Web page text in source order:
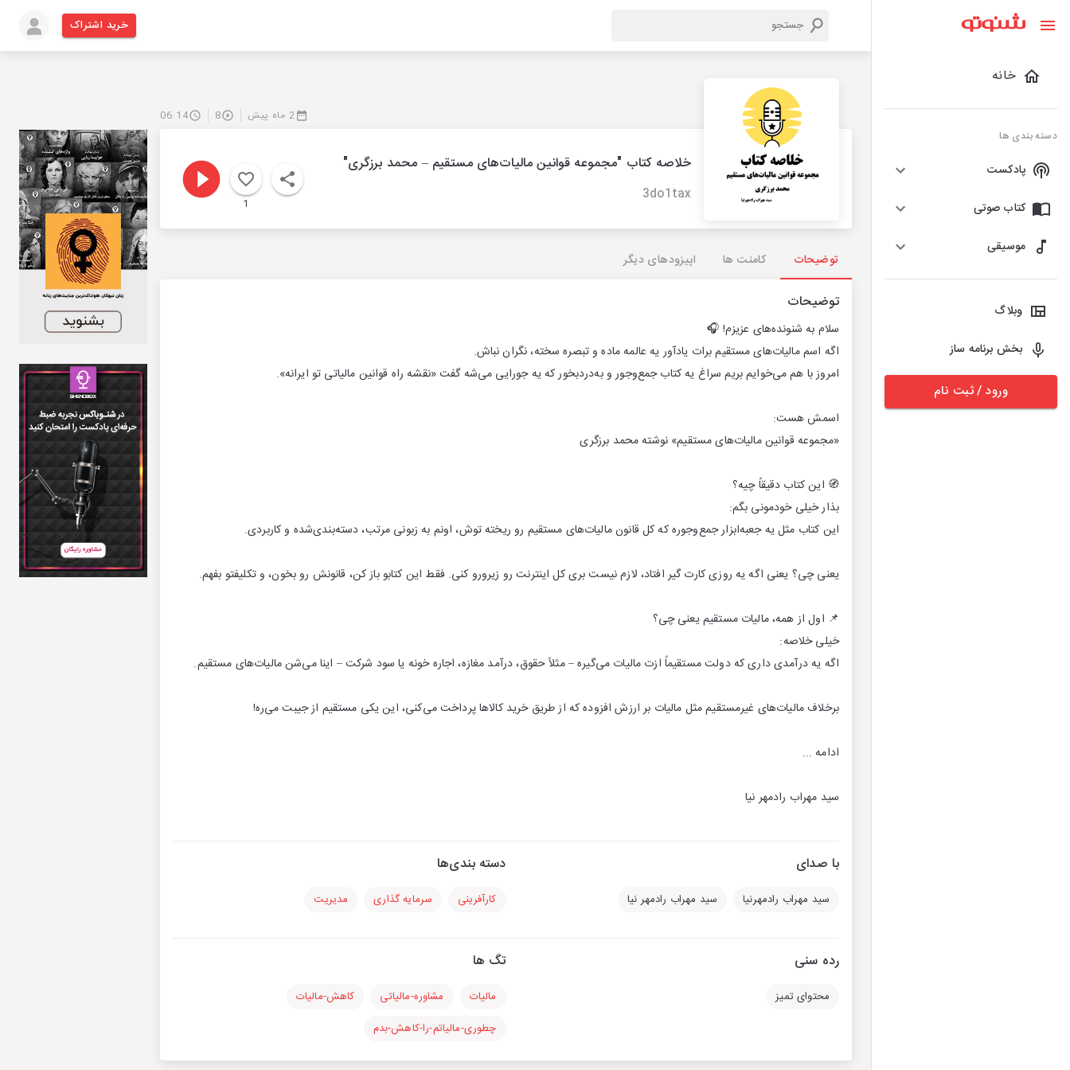
خانه
دسته بندی ها
پادکست
کتاب صوتی
موسیقی
وبلاگ
بخش برنامه ساز
ورود / ثبت نام
خرید اشتراک
2 ماه پیش 8
06:14
خلاصه کتاب "مجموعه قوانین مالیات‌های مستقیم – محمد برزگری"
3do1tax
1
توضیحات کامنت ها اپیزودهای دیگر
توضیحات
سلام به شنونده‌های عزیزم! 🎧
اگه اسم مالیات‌های مستقیم برات یادآور یه عالمه ماده و تبصره سخته، نگران نباش.
امروز با هم می‌خوایم بریم سراغ یه کتاب جمع‌و‌جور و به‌دردبخور که یه جورایی می‌شه گفت «نقشه راه قوانین مالیاتی تو ایرانه».
اسمش هست:
«مجموعه قوانین مالیات‌های مستقیم» نوشته محمد برزگری
🧭 این کتاب دقیقاً چیه؟
بذار خیلی خودمونی بگم:
این کتاب مثل یه جعبه‌ابزار جمع‌وجوره که کل قانون مالیات‌های مستقیم رو ریخته توش، اونم به زبونی مرتب، دسته‌بندی‌شده و کاربردی.
یعنی چی؟ یعنی اگه یه روزی کارت گیر افتاد، لازم نیست بری کل اینترنت رو زیرورو کنی. فقط این کتابو باز کن، قانونش رو بخون، و تکلیفتو بفهم.
📌 اول از همه، مالیات مستقیم یعنی چی؟
خیلی خلاصه:
اگه یه درآمدی داری که دولت مستقیماً ازت مالیات می‌گیره – مثلاً حقوق، درآمد مغازه، اجاره خونه یا سود شرکت – اینا می‌شن مالیات‌های مستقیم.
برخلاف مالیات‌های غیرمستقیم مثل مالیات بر ارزش افزوده که از طریق خرید کالاها پرداخت می‌کنی، این یکی مستقیم از جیبت می‌ره!
ادامه ...
سید مهراب رادمهر نیا
با صدای
سید مهراب رادمهرنیا سید مهراب رادمهر نیا
دسته بندی‌ها
کارآفرینی سرمایه گذاری مدیریت
رده سنی
محتوای تمیز
تگ ها
مالیات مشاوره-مالیاتی
کاهش-مالیات
چطوری-مالیاتم-را-کاهش-بدم